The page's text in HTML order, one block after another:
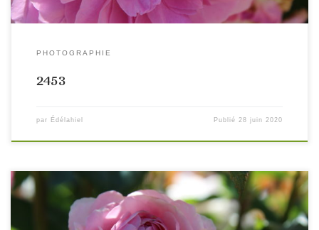
PHOTOGRAPHIE
2453
par Édélahiel Publié 28 juin 2020